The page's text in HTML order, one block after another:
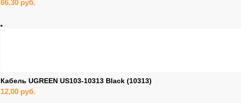
66,30 руб.
Кабель UGREEN US103-10313 Black (10313)
12,00 руб.